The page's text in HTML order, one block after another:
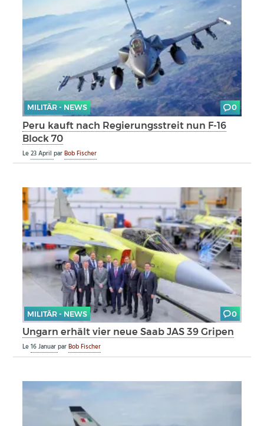
MILITÄR - NEWS 0
Peru kauft nach Regierungsstreit nun F-16
Block 70
Le23 AprilparBob Fischer
MILITÄR - NEWS 0
Ungarn erhält vier neue Saab JAS 39 Gripen
Le16 JanuarparBob Fischer